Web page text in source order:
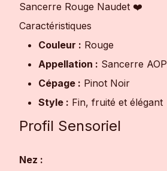
Sancerre Rouge Naudet ❤️
Caractéristiques
Couleur : Rouge
Appellation : Sancerre AOP
Cépage : Pinot Noir
Style : Fin, fruité et élégant
Profil Sensoriel
Nez :